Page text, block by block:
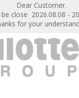
Dear Customer.
close 2026.08.08 -
for your